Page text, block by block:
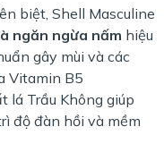
biệt, Shell Masculine
ngăn ngừa nấm hiệu
gây mùi và các
Vitamin B5
lá Trầu Không giúp
độ đàn hồi và mềm